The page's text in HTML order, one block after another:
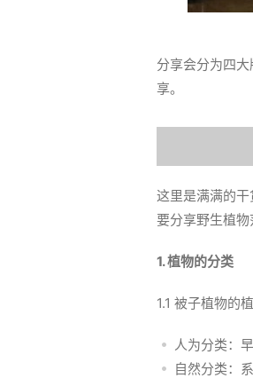
分享会分为四
享。
这里是满满的
要分享野生植物
1. 植物的分类
1.1 被子植物的
人为分类：
自然分类：